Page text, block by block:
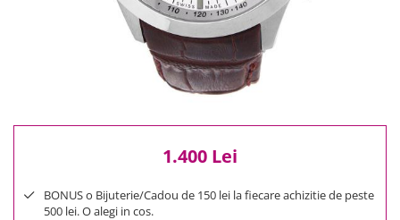
1.400 Lei
BONUS o Bijuterie/Cadou de 150 lei la fiecare achizitie de peste
500 lei. O alegi in cos.